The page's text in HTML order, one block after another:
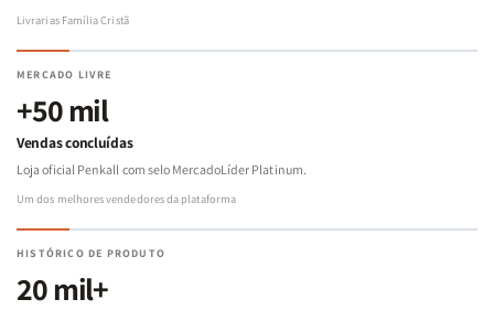
Livrarias Família Cristã
MERCADO LIVRE
+50 mil
Vendas concluídas
Loja oficial Penkall com selo MercadoLíder Platinum.
Um dos melhores vendedores da plataforma
HISTÓRICO DE PRODUTO
20 mil+